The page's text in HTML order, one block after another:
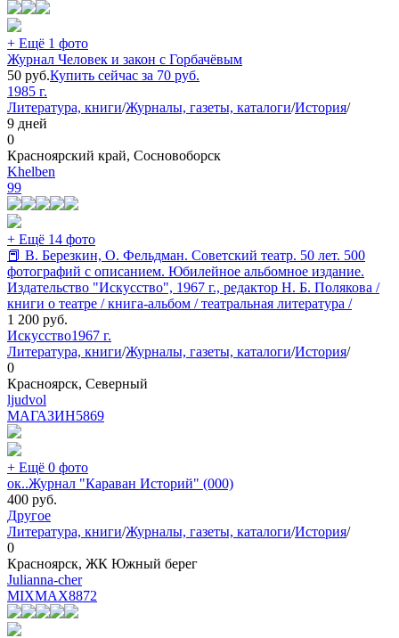
+ Ещё 1 фото
Журнал Человек и закон с Горбачёвым
50 руб.Купить сейчас за 70 руб.
1985 г.
Литература, книги/Журналы, газеты, каталоги/История/
9 дней
0
Красноярский край, Сосновоборск
Khelben
99
+ Ещё 14 фото
📕 В. Березкин, О. Фельдман. Советский театр. 50 лет. 500
фотографий с описанием. Юбилейное альбомное издание.
Издательство "Искусство", 1967 г., редактор Н. Б. Полякова /
книги о театре / книга-альбом / театральная литература /
1 200 руб.
Искусство1967 г.
Литература, книги/Журналы, газеты, каталоги/История/
0
Красноярск, Северный
ljudvol
МАГАЗИН5869
+ Ещё 0 фото
ок..Журнал "Караван Историй" (000)
400 руб.
Другое
Литература, книги/Журналы, газеты, каталоги/История/
0
Красноярск, ЖК Южный берег
Julianna-cher
MIXMAX8872